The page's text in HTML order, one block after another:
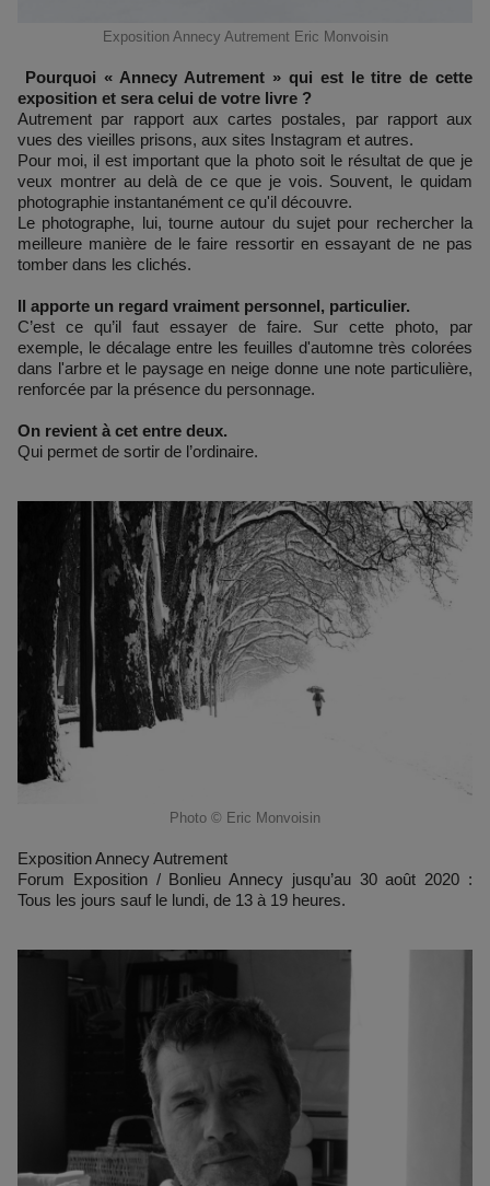
Exposition Annecy Autrement Eric Monvoisin
Pourquoi « Annecy Autrement » qui est le titre de cette
exposition et sera celui de votre livre ?
Autrement par rapport aux cartes postales, par rapport aux
vues des vieilles prisons, aux sites Instagram et autres.
Pour moi, il est important que la photo soit le résultat de que je
veux montrer au delà de ce que je vois. Souvent, le quidam
photographie instantanément ce qu'il découvre.
Le photographe, lui, tourne autour du sujet pour rechercher la
meilleure manière de le faire ressortir en essayant de ne pas
tomber dans les clichés.
Il apporte un regard vraiment personnel, particulier.
C’est ce qu’il faut essayer de faire. Sur cette photo, par
exemple, le décalage entre les feuilles d'automne très colorées
dans l'arbre et le paysage en neige donne une note particulière,
renforcée par la présence du personnage.
On revient à cet entre deux.
Qui permet de sortir de l’ordinaire.
Photo © Eric Monvoisin
Exposition Annecy Autrement
Forum Exposition / Bonlieu Annecy jusqu’au 30 août 2020 :
Tous les jours sauf le lundi, de 13 à 19 heures.